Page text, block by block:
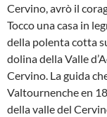
Cervino, avrò il
Tocco una casa in
della polenta cotta
dolina della Valle
Cervino. La guida
Valtournenche en
della valle del